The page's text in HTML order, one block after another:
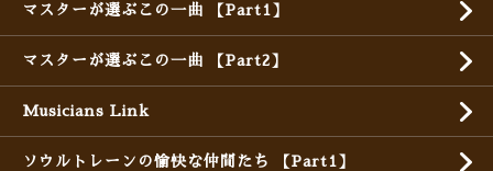
マスターが選ぶこの一曲 【Part1】
マスターが選ぶこの一曲 【Part2】
Musicians Link
ソウルトレーンの愉快な仲間たち 【Part1】